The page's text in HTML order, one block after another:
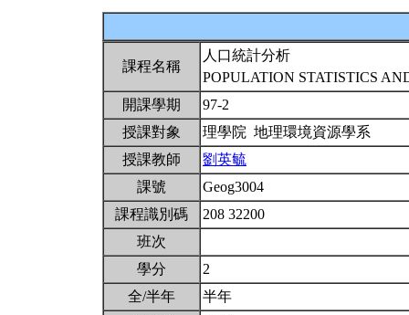
課程名稱
人口統計分析
POPULATION STATISTICS
開課學期
97-2
授課對象
理學院 地理環境資源學系
授課教師
劉英毓
課號
Geog3004
課程識別碼
208 32200
班次
學分
2
全/半年
半年